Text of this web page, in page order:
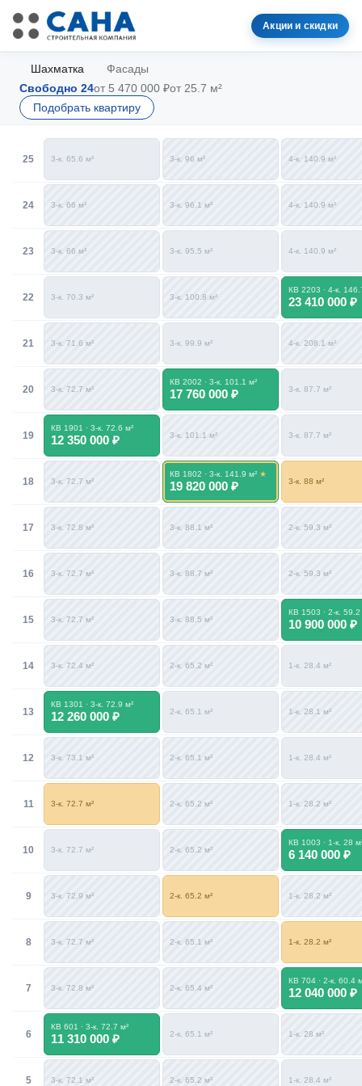
Акции и скидки
Шахматка
Фасады
Свободно 24от 5 470 000 ₽от 25.7 м²
Подобрать квартиру
25 3-к. 65.6 м² 3-к. 96 м² 4-к. 140.9 м²
24 3-к. 66 м² 3-к. 96.1 м² 4-к. 140.9 м²
23 3-к. 66 м² 3-к. 95.5 м² 4-к. 140.9 м²
22 3-к. 70.3 м² 3-к. 100.8 м²
КВ 2203 · 4-к.
23 410 000 ₽
21 3-к. 71.6 м² 3-к. 99.9 м² 4-к. 208.1 м²
20 3-к. 72.7 м²
КВ 2002 · 3-к. 101.1 м²
17 760 000 ₽ 3-к. 87.7 м²
19
КВ 1901 · 3-к. 72.6 м²
12 350 000 ₽ 3-к. 101.1 м² 3-к. 87.7 м²
18 3-к. 72.7 м²
КВ 1802 · 3-к. 141.9 м²
19 820 000 ₽ 3-к. 88 м²
17 3-к. 72.8 м² 3-к. 88.1 м² 2-к. 59.3 м²
16 3-к. 72.7 м² 3-к. 88.7 м² 2-к. 59.3 м²
15 3-к. 72.7 м² 3-к. 88.5 м²
КВ 1503 · 2-к. 59.2
10 900 000 ₽
14 3-к. 72.4 м² 2-к. 65.2 м² 1-к. 28.4 м²
13
КВ 1301 · 3-к. 72.9 м²
12 260 000 ₽ 2-к. 65.1 м² 1-к. 28.1 м²
12 3-к. 73.1 м² 2-к. 65.1 м² 1-к. 28.4 м²
11 3-к. 72.7 м² 2-к. 65.2 м² 1-к. 28.2 м²
10 3-к. 72.7 м² 2-к. 65.2 м²
КВ 1003 · 1-к. 28
6 140 000 ₽
9 3-к. 72.9 м² 2-к. 65.2 м² 1-к. 28.2 м²
8 3-к. 72.7 м² 2-к. 65.1 м² 1-к. 28.2 м²
7 3-к. 72.8 м² 2-к. 65.4 м²
КВ 704 · 2-к. 60.4
12 040 000 ₽
6
КВ 601 · 3-к. 72.7 м²
11 310 000 ₽ 2-к. 65.1 м² 1-к. 28 м²
5 3-к. 72.1 м² 2-к. 65.2 м² 1-к. 28.4 м²